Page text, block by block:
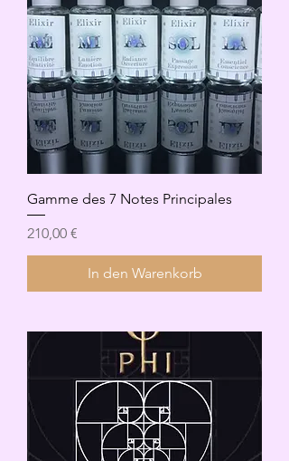
Gamme des 7 Notes Principales
Preis
210,00 €
In den Warenkorb